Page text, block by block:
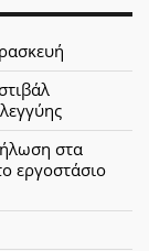
στα
εργοστάσιο